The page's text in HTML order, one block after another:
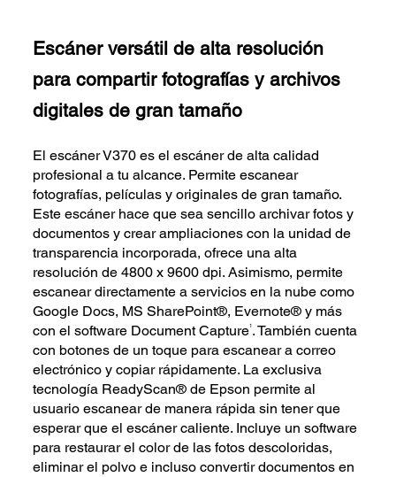
Escáner versátil de alta resolución
para compartir fotografías y archivos
digitales de gran tamaño
El escáner V370 es el escáner de alta calidad
profesional a tu alcance. Permite escanear
fotografías, películas y originales de gran tamaño.
Este escáner hace que sea sencillo archivar fotos y
documentos y crear ampliaciones con la unidad de
transparencia incorporada, ofrece una alta
resolución de 4800 x 9600 dpi. Asimismo, permite
escanear directamente a servicios en la nube como
Google Docs, MS SharePoint®, Evernote® y más
con el software Document Capture1. También cuenta
con botones de un toque para escanear a correo
electrónico y copiar rápidamente. La exclusiva
tecnología ReadyScan® de Epson permite al
usuario escanear de manera rápida sin tener que
esperar que el escáner caliente. Incluye un software
para restaurar el color de las fotos descoloridas,
eliminar el polvo e incluso convertir documentos en